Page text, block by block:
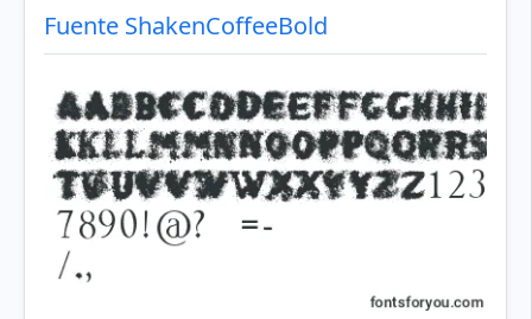
Fuente ShakenCoffeeBold